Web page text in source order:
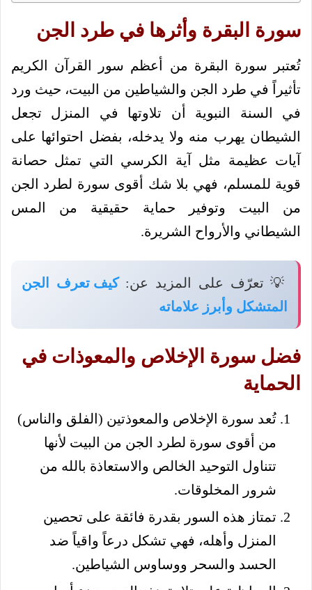
سورة البقرة وأثرها في طرد الجن
تُعتبر سورة البقرة من أعظم سور القرآن الكريم
تأثيراً في طرد الجن والشياطين من البيت، حيث ورد
في السنة النبوية أن تلاوتها في المنزل تجعل
الشيطان يهرب منه ولا يدخله، بفضل احتوائها على
آيات عظيمة مثل آية الكرسي التي تمثل حصانة
قوية للمسلم، فهي بلا شك أقوى سورة لطرد الجن
من البيت وتوفير حماية حقيقية من المس
الشيطاني والأرواح الشريرة.
💡 تعرّف على المزيد عن:كيف تعرف الجن
المتشكل وأبرز علاماته
فضل سورة الإخلاص والمعوذات في
الحماية
تُعد سورة الإخلاص والمعوذتين (الفلق والناس)
من أقوى سورة لطرد الجن من البيت لأنها
تتناول التوحيد الخالص والاستعاذة بالله من
شرور المخلوقات.
تمتاز هذه السور بقدرة فائقة على تحصين
المنزل وأهله، فهي تشكل درعاً واقياً ضد
الحسد والسحر ووساوس الشياطين.